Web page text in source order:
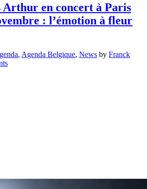
Arthur en concert à Paris
: l’émotion à fleur
, Agenda Belgique, News by Franck